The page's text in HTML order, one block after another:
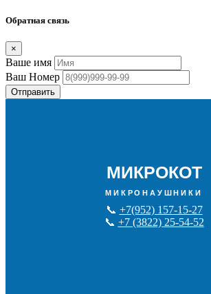
Обратная связь
×
Ваше имя
Ваш Номер
Отправить
МИКРОКОТ
МИКРОНАУШНИКИ
📞 +7(952) 157-15-27
📞 +7 (3822) 25-54-52